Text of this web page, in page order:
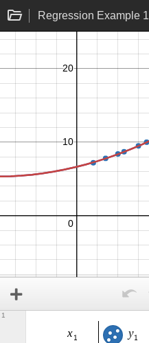
Regression Example 1
x1 y1
1